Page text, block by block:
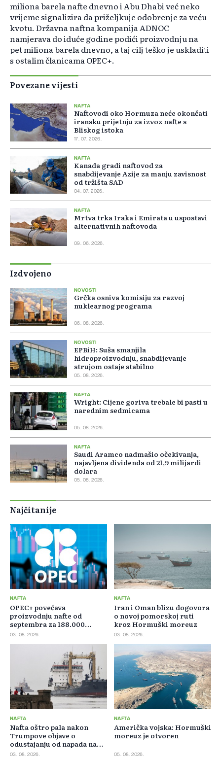
miliona barela nafte dnevno i Abu Dhabi već neko
vrijeme signalizira da priželjkuje odobrenje za veću
kvotu. Državna naftna kompanija ADNOC
namjerava do iduće godine podići proizvodnju na
pet miliona barela dnevno, a taj cilj teško je uskladiti
s ostalim članicama OPEC+.
Povezane vijesti
NAFTA
Naftovodi oko Hormuza neće okončati
iransku prijetnju za izvoz nafte s
Bliskog istoka
17. 07. 2026.
NAFTA
Kanada gradi naftovod za
snabdijevanje Azije za manju zavisnost
od tržišta SAD
04. 07. 2026.
NAFTA
Mrtva trka Iraka i Emirata u uspostavi
alternativnih naftovoda
09. 06. 2026.
Izdvojeno
NOVOSTI
Grčka osniva komisiju za razvoj
nuklearnog programa
06. 08. 2026.
NOVOSTI
EPBiH: Suša smanjila
hidroproizvodnju, snabdijevanje
strujom ostaje stabilno
05. 08. 2026.
NAFTA
Wright: Cijene goriva trebale bi pasti u
narednim sedmicama
05. 08. 2026.
NAFTA
Saudi Aramco nadmašio očekivanja,
najavljena dividenda od 21,9 milijardi
dolara
05. 08. 2026.
Najčitanije
NAFTA
OPEC+ povećava
proizvodnju nafte od
septembra za 188.000
barela dnevno
03. 08. 2026.
NAFTA
Iran i Oman blizu dogovora
o novoj pomorskoj ruti
kroz Hormuški moreuz
03. 08. 2026.
NAFTA
Nafta oštro pala nakon
Trumpove objave o
odustajanju od napada na
Iran
03. 08. 2026.
NAFTA
Američka vojska: Hormuški
moreuz je otvoren
05. 08. 2026.